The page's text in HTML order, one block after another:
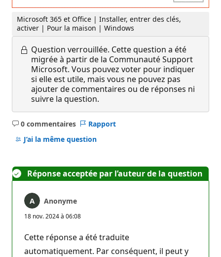
Microsoft 365 et Office | Installer, entrer des clés,
activer | Pour la maison | Windows
Question verrouillée. Cette question a été
migrée à partir de la Communauté Support
Microsoft. Vous pouvez voter pour indiquer
si elle est utile, mais vous ne pouvez pas
ajouter de commentaires ou de réponses ni
suivre la question.
0 commentaires
Aucun
commentaire
Rapport
J’ai la même question
Réponse acceptée par l’auteur de la question
Anonyme
18 nov. 2024 à 06:08
Cette réponse a été traduite
automatiquement. Par conséquent, il peut y